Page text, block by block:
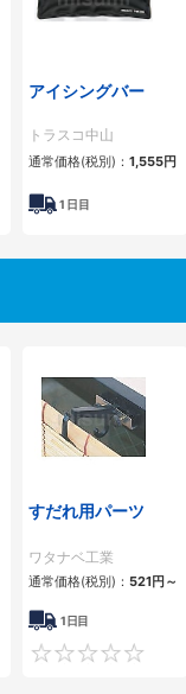
アイシングバー
トラスコ中山
通常価格(税別)： 1,555円
1 日目
0
すだれ用パーツ
ワタナベ工業
通常価格(税別)： 521円 ～
1日目